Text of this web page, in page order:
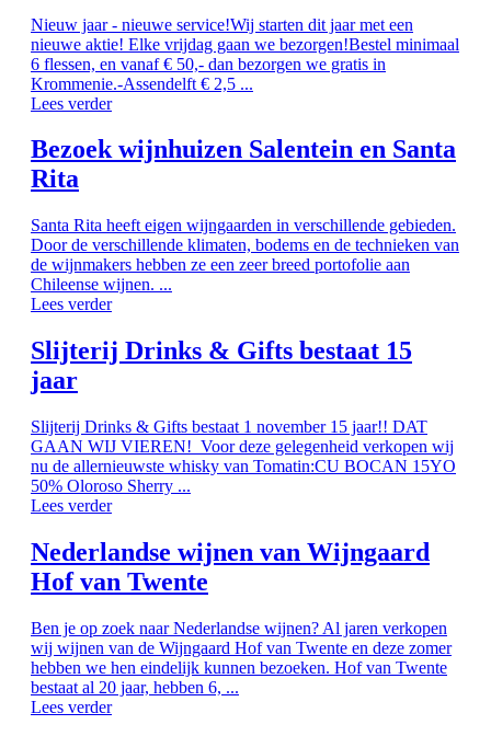
Nieuw jaar - nieuwe service!Wij starten dit jaar met een
nieuwe aktie! Elke vrijdag gaan we bezorgen!Bestel minimaal
6 flessen, en vanaf € 50,- dan bezorgen we gratis in
Krommenie.-Assendelft € 2,5 ...
Lees verder
Bezoek wijnhuizen Salentein en Santa
Rita
Santa Rita heeft eigen wijngaarden in verschillende gebieden.
Door de verschillende klimaten, bodems en de technieken van
de wijnmakers hebben ze een zeer breed portofolie aan
Chileense wijnen. ...
Lees verder
Slijterij Drinks & Gifts bestaat 15
jaar
Slijterij Drinks & Gifts bestaat 1 november 15 jaar!! DAT
GAAN WIJ VIEREN! Voor deze gelegenheid verkopen wij
nu de allernieuwste whisky van Tomatin:CU BOCAN 15YO
50% Oloroso Sherry ...
Lees verder
Nederlandse wijnen van Wijngaard
Hof van Twente
Ben je op zoek naar Nederlandse wijnen? Al jaren verkopen
wij wijnen van de Wijngaard Hof van Twente en deze zomer
hebben we hen eindelijk kunnen bezoeken. Hof van Twente
bestaat al 20 jaar, hebben 6, ...
Lees verder